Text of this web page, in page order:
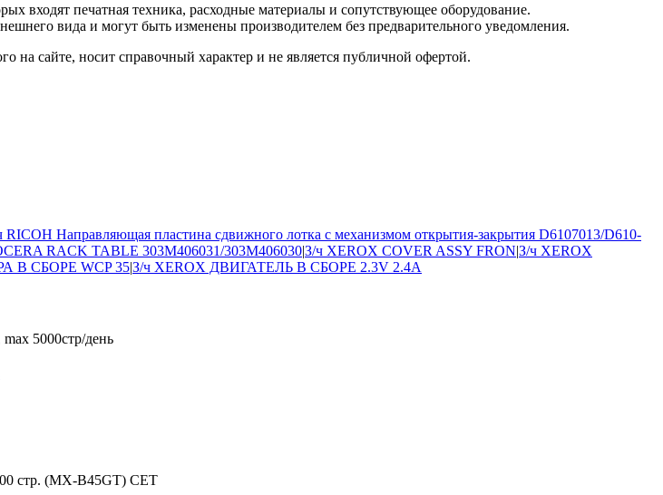
входят печатная техника, расходные материалы и сопутствующее оборудование.
вида и могут быть изменены производителем без предварительного уведомления.
на сайте, носит справочный характер и не является публичной офертой.
RICOH Направляющая пластина сдвижного лотка с механизмом открытия-закрытия D6107013/D610-
RACK TABLE 303M406031/303M406030|З/ч XEROX COVER ASSY FRON|З/ч XEROX
В СБОРЕ WCP 35|З/ч XEROX ДВИГАТЕЛЬ В СБОРЕ 2.3V 2.4A